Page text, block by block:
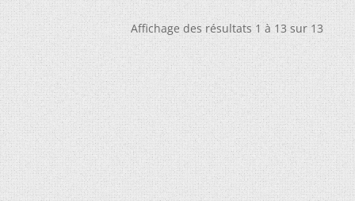
Affichage des résultats 1 à 13 sur 13